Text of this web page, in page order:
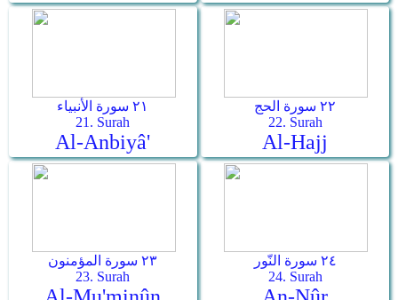
٢١ سورة الأنبياء
21. Surah
Al-Anbiyâ'
٢٢ سورة الحج
22. Surah
Al-Hajj
٢٣ سورة المؤمنون
23. Surah
٢٤ سورة النّور
24. Surah